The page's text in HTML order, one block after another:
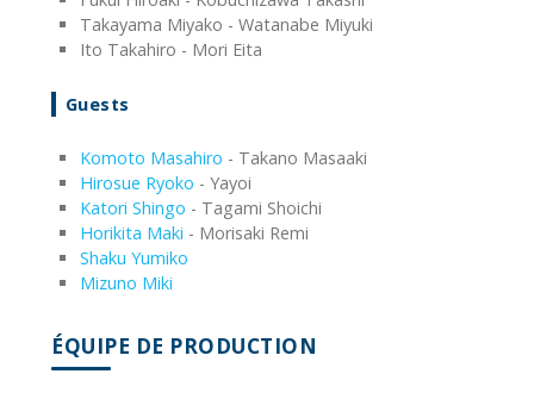
Takayama Miyako - Watanabe Miyuki
Ito Takahiro - Mori Eita
Guests
Komoto Masahiro - Takano Masaaki
Hirosue Ryoko - Yayoi
Katori Shingo - Tagami Shoichi
Horikita Maki - Morisaki Remi
Shaku Yumiko
Mizuno Miki
ÉQUIPE DE PRODUCTION